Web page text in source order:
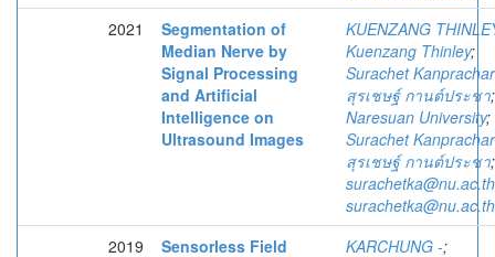
2021
Segmentation of
Median Nerve by
Signal Processing
and Artificial
Intelligence on
Ultrasound Images
KUENZANG
Kuenzang Thinley;
Surachet Kanprachar
สุรเชษฐ์ กานต์ประชา;
Naresuan University;
Surachet Kanprachar
สุรเชษฐ์ กานต์ประชา;
surachetka@nu.ac.th
surachetka@nu.ac.th
2019
Sensorless Field KARCHUNG -;